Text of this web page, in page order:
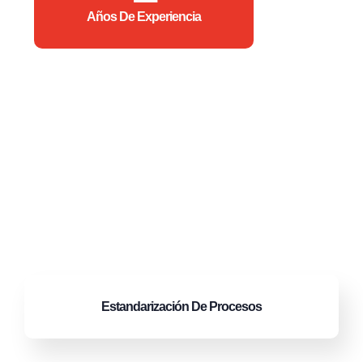
Años De Experiencia
Estandarización De Procesos